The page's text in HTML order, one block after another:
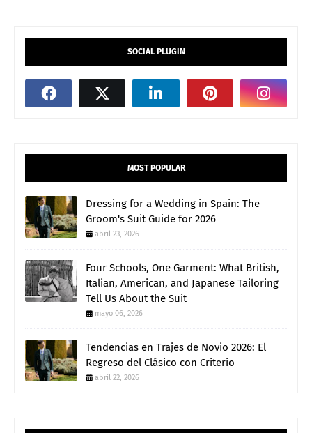
SOCIAL PLUGIN
MOST POPULAR
Dressing for a Wedding in Spain: The
Groom's Suit Guide for 2026
abril 23, 2026
Four Schools, One Garment: What British,
Italian, American, and Japanese Tailoring
Tell Us About the Suit
mayo 06, 2026
Tendencias en Trajes de Novio 2026: El
Regreso del Clásico con Criterio
abril 22, 2026